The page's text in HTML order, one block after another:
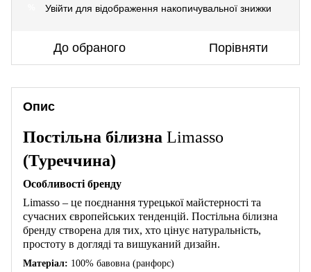
Увійти для відображення накопичувальної знижки
До обраного Порівняти
Опис
Постільна білизна Limasso
(Туреччина)
Особливості бренду
Limasso – це поєднання турецької майстерності та
сучасних європейських тенденцій. Постільна білизна
бренду створена для тих, хто цінує натуральність,
простоту в догляді та вишуканий дизайн.
Матеріал: 100% бавовна (ранфорс)